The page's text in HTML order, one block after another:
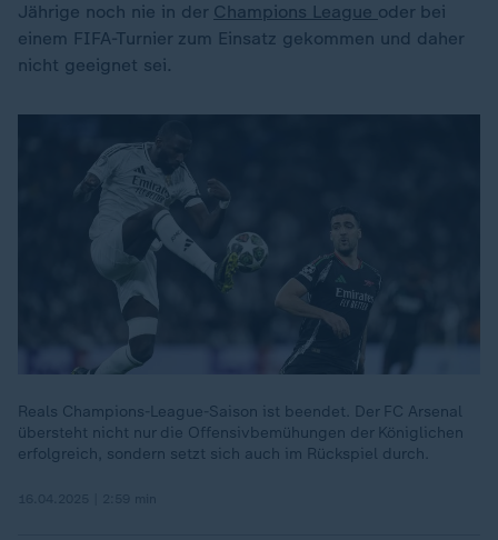
Jährige noch nie in der Champions League oder bei
einem FIFA-Turnier zum Einsatz gekommen und daher
nicht geeignet sei.
Reals Champions-League-Saison ist beendet. Der FC Arsenal
übersteht nicht nur die Offensivbemühungen der Königlichen
erfolgreich, sondern setzt sich auch im Rückspiel durch.